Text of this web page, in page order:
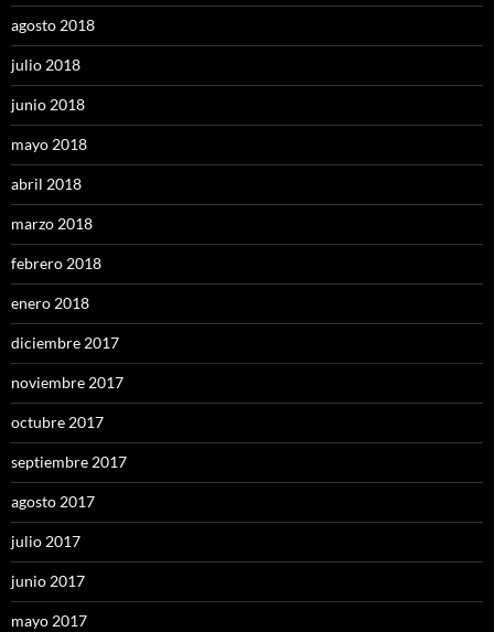
agosto 2018
julio 2018
junio 2018
mayo 2018
abril 2018
marzo 2018
febrero 2018
enero 2018
diciembre 2017
noviembre 2017
octubre 2017
septiembre 2017
agosto 2017
julio 2017
junio 2017
mayo 2017